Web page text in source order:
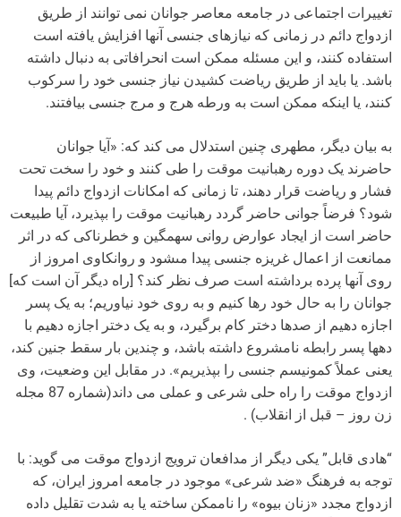
تغییرات اجتماعی در جامعه معاصر جوانان نمی توانند از طریق
ازدواج دائم در زمانی که نیازهای جنسی آنها افزایش یافته است
استفاده کنند، و این مسئله ممکن است انحرافاتی به دنبال داشته
باشد. یا باید از طریق ریاضت کشیدن نیاز جنسی خود را سرکوب
کنند، یا اینکه ممکن است به ورطه هرج و مرج جنسی بیافتند.
به بیان دیگر، مطهری چنین استدلال می کند که: «آیا جوانان
حاضرند یک دوره‏ رهبانیت موقت را طى کنند و خود را سخت تحت
فشار و ریاضت قرار دهند، تا زمانى که امکانات ازدواج دائم پیدا
شود؟ فرضاً جوانى حاضر گردد رهبانیت موقت را بپذیرد، آیا طبیعت
‏حاضر است از ایجاد عوارض روانى سهمگین و خطرناکى که در اثر
ممانعت از اعمال غریزه جنسى پیدا مى‏شود و روانکاوى امروز از
روى آنها پرده برداشته است صرف نظر کند؟ [راه دیگر آن است که]
جوانان را به حال خود رها کنیم و به روى خود نیاوریم؛ به یک پسر
اجازه دهیم از صدها دختر کام برگیرد، و به یک دختر اجازه دهیم با
دهها پسر رابطه نامشروع داشته باشد، و چندین بار سقط جنین کند،
یعنى عملاً کمونیسم جنسى را بپذیریم». در مقابل این وضعیت، وی
ازدواج موقت را راه حلی شرعی و عملی می داند(شماره 87 مجله
زن روز – قبل از انقلاب) .
“هادی قابل” یکی دیگر از مدافعان ترویج ازدواج موقت می گوید: با
توجه به فرهنگ «ضد شرعی» موجود در جامعه امروز ایران، که
ازدواج مجدد «زنان بیوه» را ناممکن ساخته یا به‌ شدت تقلیل داده